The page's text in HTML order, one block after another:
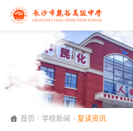
首页 学校新闻 复读资讯